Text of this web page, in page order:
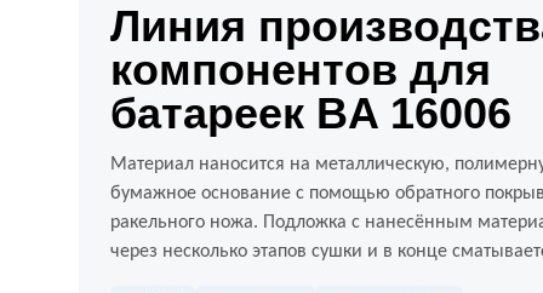
Линия
компонентов для
батареек BA 16006
Материал наносится на металлическую,
бумажное основание с помощью обратного
ракельного ножа. Подложка с нанесённым
через несколько этапов сушки и в конце